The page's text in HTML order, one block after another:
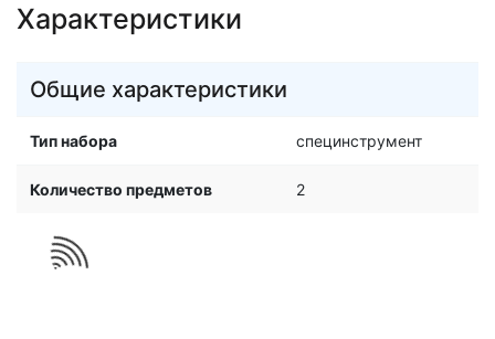
Характеристики
Общие характеристики
Тип набора специнструмент
Количество предметов 2